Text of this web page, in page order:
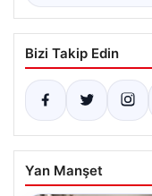
Bizi Takip Edin
Yan Manşet